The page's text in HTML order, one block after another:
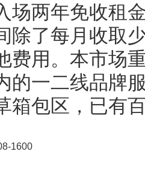
场两年免收租
除了每月收取
费用。本市场
的一二线品牌
箱包区，已有
1600